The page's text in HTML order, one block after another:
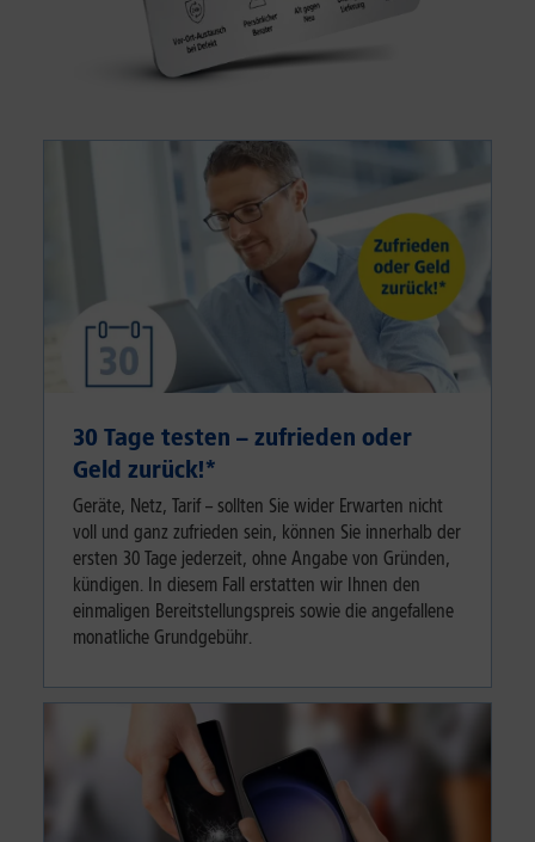
30 Tage testen – zufrieden oder
Geld zurück!*
Geräte, Netz, Tarif – sollten Sie wider Erwarten nicht
voll und ganz zufrieden sein, können Sie innerhalb der
ersten 30 Tage jederzeit, ohne Angabe von Gründen,
kündigen. In diesem Fall erstatten wir Ihnen den
einmaligen Bereitstellungspreis sowie die angefallene
monatliche Grundgebühr.